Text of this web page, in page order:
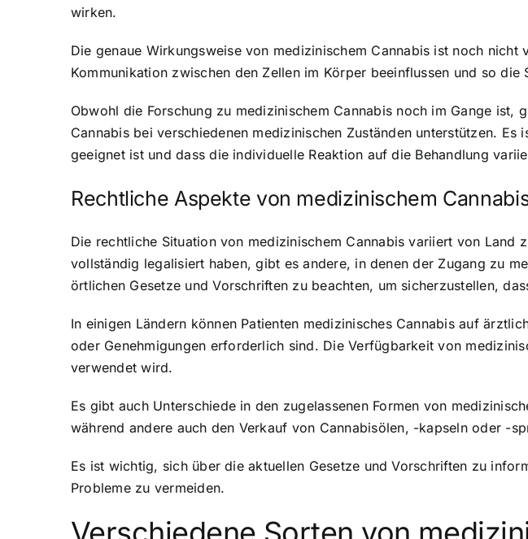
wirken.
Die genaue Wirkungsweise von medizinischem Cannabis ist noch
Kommunikation zwischen den Zellen im Körper beeinflussen und so
Obwohl die Forschung zu medizinischem Cannabis noch im Gange
Cannabis bei verschiedenen medizinischen Zuständen unterstützen.
geeignet ist und dass die individuelle Reaktion auf die Behandlung
Rechtliche Aspekte von medizinischem
Die rechtliche Situation von medizinischem Cannabis variiert von Land
vollständig legalisiert haben, gibt es andere, in denen der Zugang zu
örtlichen Gesetze und Vorschriften zu beachten, um sicherzustellen,
In einigen Ländern können Patienten medizinisches Cannabis auf
oder Genehmigungen erforderlich sind. Die Verfügbarkeit von
verwendet wird.
Es gibt auch Unterschiede in den zugelassenen Formen von
während andere auch den Verkauf von Cannabisölen, -kapseln oder -
Es ist wichtig, sich über die aktuellen Gesetze und Vorschriften zu
Probleme zu vermeiden.